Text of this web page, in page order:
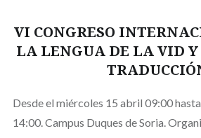
VI CONGRESO
LA LENGUA DE LA VID Y
Desde el miércoles 15 abril 09:00
14:00. Campus Duques de Soria.